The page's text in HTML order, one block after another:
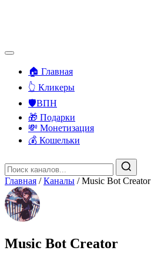
🏠 Главная
👆 Кликеры
🛡️ВПН
🎁 Подарки
💸 Монетизация
💰 Кошельки
Главная / Каналы / Music Bot Creator
Music Bot Creator